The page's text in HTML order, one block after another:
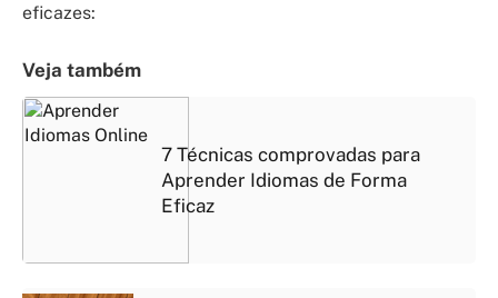
eficazes:
Veja também
7 Técnicas comprovadas para
Aprender Idiomas de Forma
Eficaz